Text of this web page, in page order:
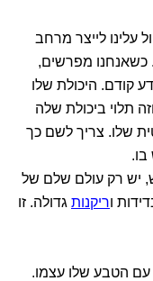
עלינו לייצר מרחב
כשאנחנו מפרשים,
קודם. היכולת שלו
תלוי ביכולת שלה
שלו. צריך לשם כך
בו.
יש רק עולם שלם של
וריקנות גדולה. זו
עם הטבע שלו עצמו.